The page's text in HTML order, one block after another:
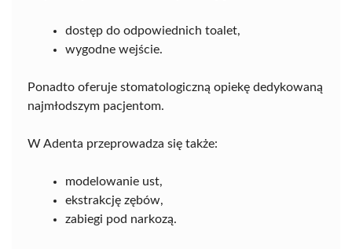
dostęp do odpowiednich toalet,
wygodne wejście.
Ponadto oferuje stomatologiczną opiekę dedykowaną
najmłodszym pacjentom.
W Adenta przeprowadza się także:
modelowanie ust,
ekstrakcję zębów,
zabiegi pod narkozą.